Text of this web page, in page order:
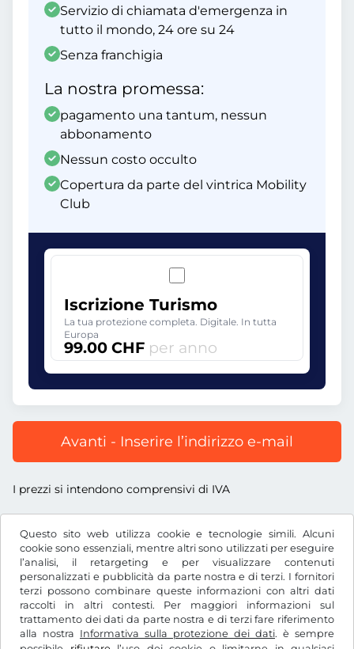
Questo sito web utilizza cookie e tecnologie simili. Alcuni
cookie sono essenziali, mentre altri sono utilizzati per eseguire
l’analisi, il retargeting e per visualizzare contenuti
personalizzati e pubblicità da parte nostra e di terzi. I fornitori
terzi possono combinare queste informazioni con altri dati
raccolti in altri contesti. Per maggiori informazioni sul
trattamento dei dati da parte nostra e di terzi fare riferimento
alla nostra Informativa sulla protezione dei dati. è sempre
Servizio di chiamata d'emergenza in
tutto il mondo, 24 ore su 24
Senza franchigia
La nostra promessa:
pagamento una tantum, nessun
abbonamento
Nessun costo occulto
Copertura da parte del vintrica Mobility
Club
Iscrizione Turismo
La tua protezione completa. Digitale. In tutta
Europa
99.00 CHF per anno
Avanti - Inserire l’indirizzo e-mail
I prezzi si intendono comprensivi di IVA
CHF
Facebook Instagram